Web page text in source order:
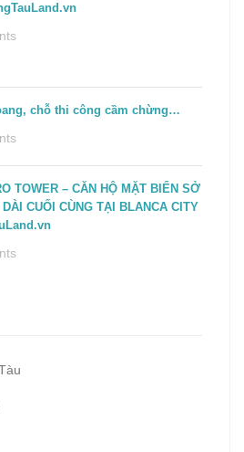
chỗ thi công cầm chừng…
TOWER – CĂN HỘ MẶT BIỂN SỞ
CUỐI CÙNG TẠI BLANCA CITY